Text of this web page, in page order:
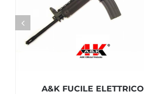
A&K FUCILE ELETTRICO